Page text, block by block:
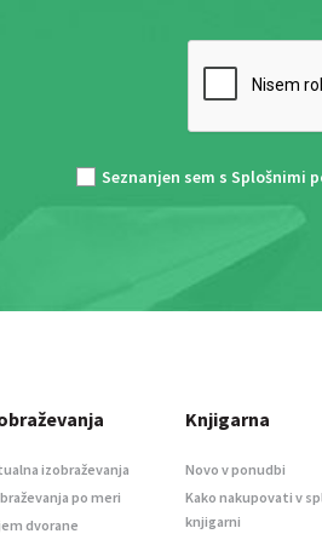
Seznanjen sem s Splošnimi
izobraževanja
po meri
dvorane
Knjigarna
Novo v ponudbi
Kako nakupovati v
knjigarni